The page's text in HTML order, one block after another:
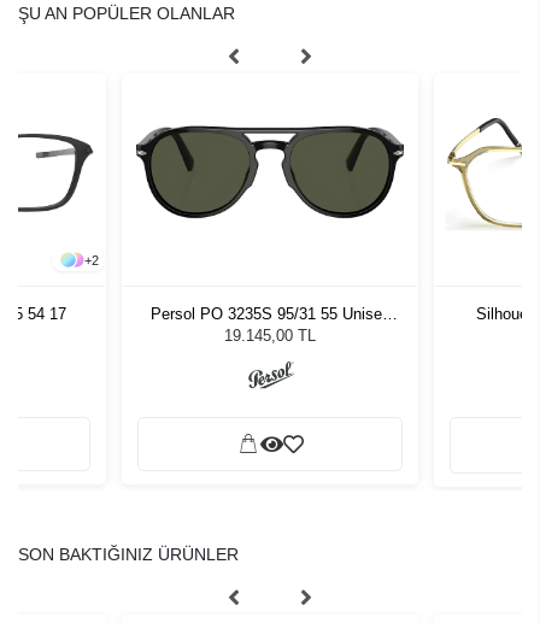
ŞU AN POPÜLER OLANLAR
+2
54 17
Persol PO 3235S 95/31 55 Unisex
Güneş Gözlüğü
19.145,00 TL
SON BAKTIĞINIZ ÜRÜNLER